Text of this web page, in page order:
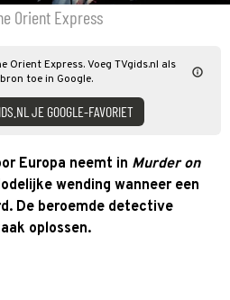
Orient Express
Orient Express. Voeg TVgids.nl als
toe in Google.
JE GOOGLE-FAVORIET
Europa neemt in Murder on
wending wanneer een
De beroemde detective
oplossen.